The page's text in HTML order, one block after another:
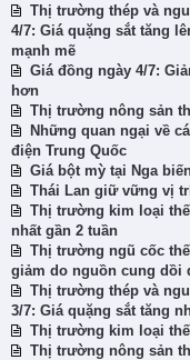
Thị trường thép và
4/7: Giá quặng sắt tăng
mạnh mẽ
Giá đồng ngày 4/7:
hơn
Thị trường nông sản
Những quan ngại về
điện Trung Quốc
Giá bột mỳ tại Nga
Thái Lan giữ vững vị
Thị trường kim loại
nhất gần 2 tuần
Thị trường ngũ cốc
giảm do nguồn cung dồi
Thị trường thép và
3/7: Giá quặng sắt tăng
Thị trường kim loại
Thị trường nông sản